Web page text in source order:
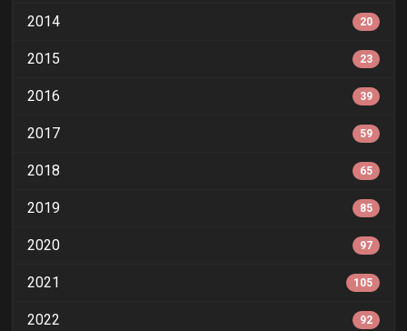
2014 20
2015 23
2016 39
2017 59
2018 65
2019 85
2020 97
2021 105
2022 92